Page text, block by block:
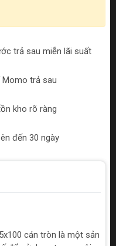
trả sau miễn lãi suất
Momo trả sau
kho rõ ràng
đến 30 ngày
cán tròn là một sản